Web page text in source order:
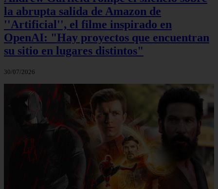
la abrupta salida de Amazon de
''Artificial'', el filme inspirado en
OpenAI: "Hay proyectos que encuentran
su sitio en lugares distintos"
30/07/2026